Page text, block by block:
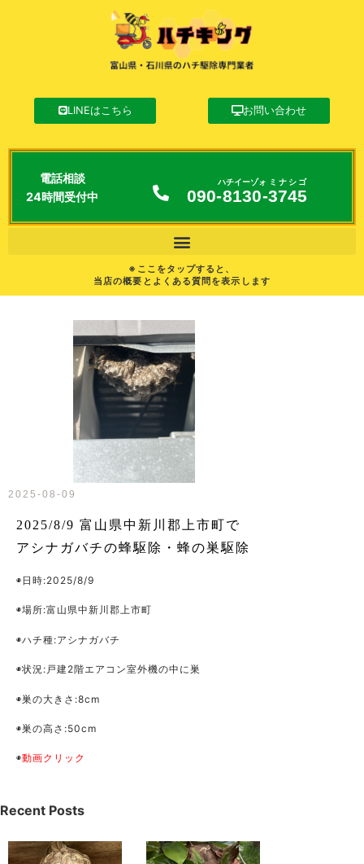
LINEはこちら お問い合わせ
電話相談
24時間受付中
090-8130
ハチイーゾォ
-3745
ミナシゴ
※ここをタップすると、
当店の概要とよくある質問を表示します
2025-08-09
2025/8/9 富山県中新川郡上市町で
アシナガバチの蜂駆除・蜂の巣駆除
◉日時:2025/8/9
◉場所:富山県中新川郡上市町
◉ハチ種:アシナガバチ
◉状況:戸建2階エアコン室外機の中に巣
◉巣の大きさ:8cm
◉巣の高さ:50cm
◉動画クリック
Recent Posts